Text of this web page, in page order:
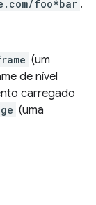
foo*bar .
(um
de nível
carregado
(uma